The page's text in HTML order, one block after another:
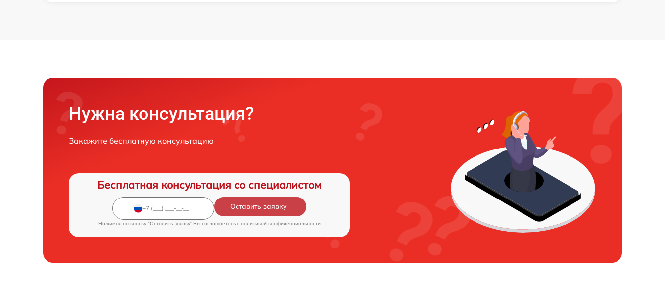
Нужна консультация?
Закажите бесплатную консультацию
Бесплатная консультация со специалистом
Оставить заявку
Нажимая на кнопку "Оставить заявку" Вы соглашаетесь c политикой конфиденциальности